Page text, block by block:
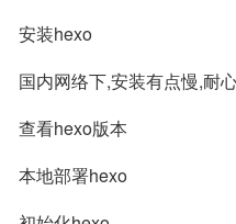
安装hexo
国内网络下,安装有点慢,耐
查看hexo版本
本地部署hexo